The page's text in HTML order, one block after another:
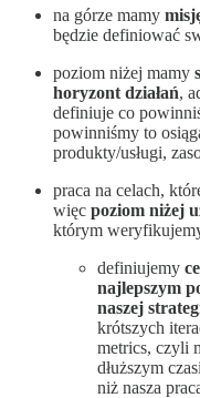
na górze mamy
będzie definiować
poziom niżej mamy
horyzont działań,
definiuje co
powinniśmy to
produkty/usługi,
praca na celach,
więc poziom niżej
którym
definiujemy
najlepszym
naszej
krótszych
metrics, czyli
dłuższym
niż nasza